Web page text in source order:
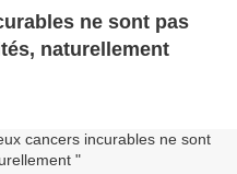
ne sont pas
naturellement